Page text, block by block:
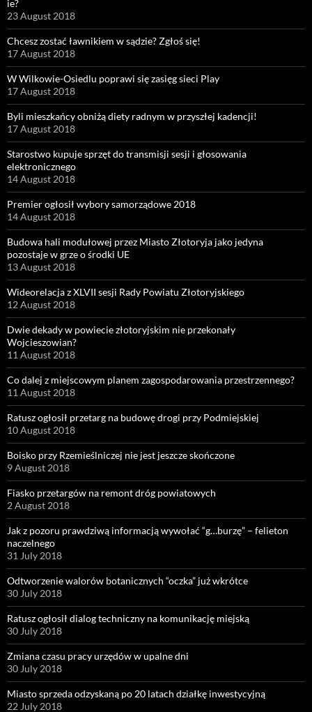
ie?
23 August 2018
Chcesz zostać ławnikiem w sądzie? Zgłoś się!
17 August 2018
W Wilkowie-Osiedlu poprawi się zasięg sieci Play
17 August 2018
Byli mieszkańcy obniżą diety radnym w przyszłej kadencji!
17 August 2018
Starostwo kupuje sprzęt do transmisji sesji i głosowania
elektronicznego
14 August 2018
Premier ogłosił wybory samorządowe 2018
14 August 2018
Budowa hali modułowej przez Miasto Złotoryja jako jedyna
pozostaje w grze o środki UE
13 August 2018
Wideorelacja z XLVII sesji Rady Powiatu Złotoryjskiego
12 August 2018
Dwie dekady w powiecie złotoryjskim nie przekonały
Wojcieszowian?
11 August 2018
Co dalej z miejscowym planem zagospodarowania przestrzennego?
11 August 2018
Ratusz ogłosił przetarg na budowę drogi przy Podmiejskiej
10 August 2018
Boisko przy Rzemieślniczej nie jest jeszcze skończone
9 August 2018
Fiasko przetargów na remont dróg powiatowych
2 August 2018
Jak z pozoru prawdziwą informacją wywołać “g…burzę” – felieton
naczelnego
31 July 2018
Odtworzenie walorów botanicznych “oczka” już wkrótce
30 July 2018
Ratusz ogłosił dialog techniczny na komunikację miejską
30 July 2018
Zmiana czasu pracy urzędów w upalne dni
30 July 2018
Miasto sprzeda odzyskaną po 20 latach działkę inwestycyjną
22 July 2018